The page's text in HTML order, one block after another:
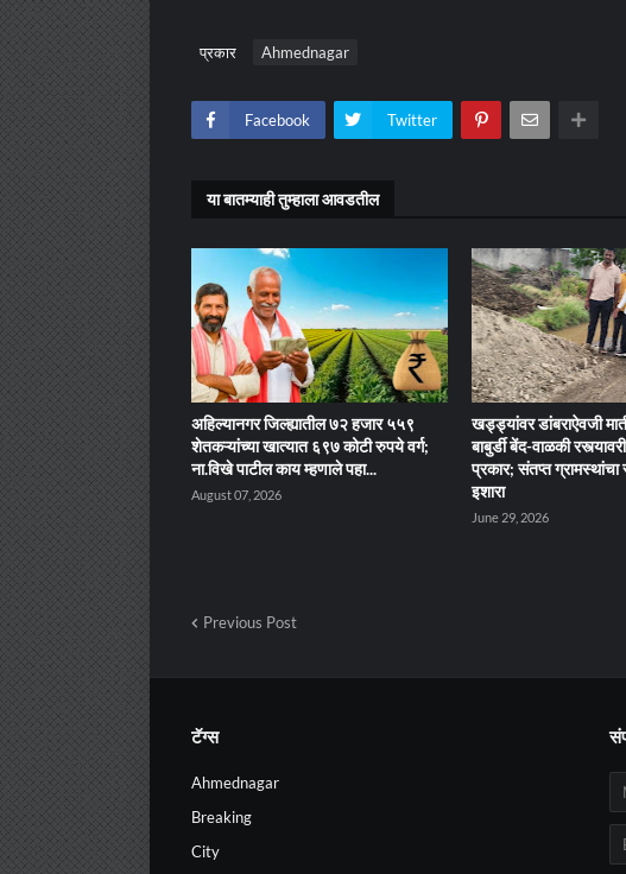
प्रकार Ahmednagar
Facebook Twitter
या बातम्याही तुम्हाला आवडतील
अहिल्यानगर जिल्ह्यातील ७२ हजार ५५९
शेतकऱ्यांच्या खात्यात ६९७ कोटी रुपये वर्ग;
ना.विखे पाटील काय म्हणाले पहा...
August 07, 2026
खड्ड्यांवर डांबराऐवजी
बाबुर्डी बेंद-वाळकी
प्रकार; संतप्त ग्रामस्थांचा
इशारा
June 29, 2026
Previous Post
टॅग्स
Ahmednagar
Breaking
City